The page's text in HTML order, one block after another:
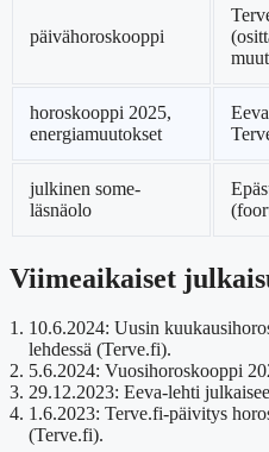
päivähoroskooppi
muut
horoskooppi 2025,
energiamuutokset
julkinen some-
läsnäolo
Viimeaikaiset
10.6.2024: Uusin
lehdessä (Terve.fi).
5.6.2024: Vuosihoroskooppi
29.12.2023: Eeva-lehti
1.6.2023: Terve.fi-päivitys
(Terve.fi).